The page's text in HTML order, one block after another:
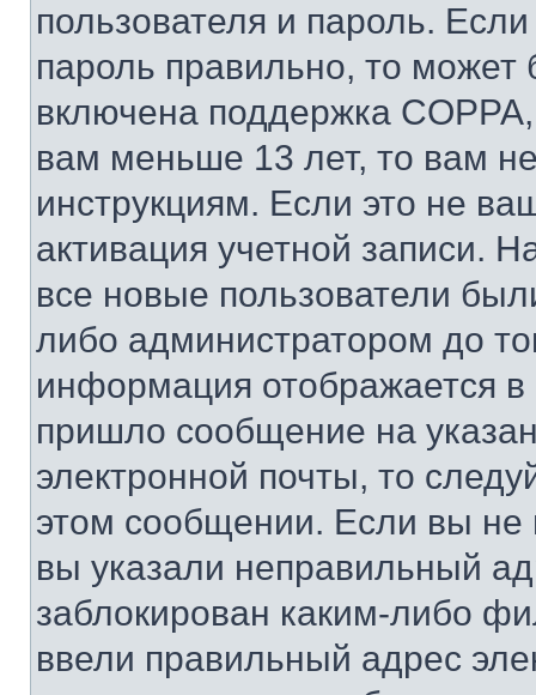
пользователя и пароль.
пароль правильно, то может
включена поддержка
вам меньше 13 лет, то вам
инструкциям. Если это не
активация учетной записи.
все новые пользователи
либо администратором до
информация отображается
пришло сообщение на
электронной почты, то
этом сообщении. Если вы
вы указали неправильный
заблокирован каким-либо
ввели правильный адрес